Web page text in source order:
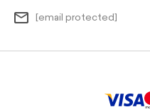
[email protected]